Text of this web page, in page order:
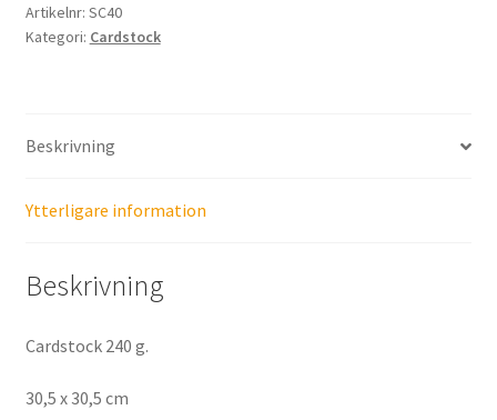
Artikelnr: SC40
Kategori: Cardstock
Beskrivning
Ytterligare information
Beskrivning
Cardstock 240 g.
30,5 x 30,5 cm